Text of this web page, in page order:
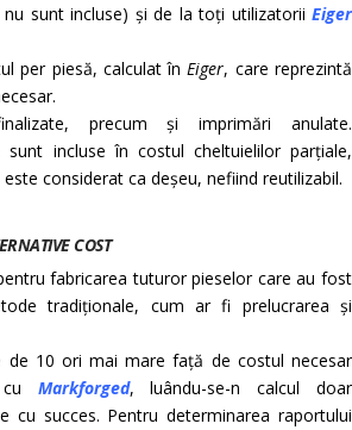
sunt incluse) și de la toți utilizatorii Eiger
per piesă, calculat înEiger, care reprezintă
precum și imprimări anulate.
sunt incluse în costul cheltuielilor parțiale,
considerat ca deșeu, nefiind reutilizabil.
COST
fabricarea tuturor pieselor care au fost
tradiționale, cum ar fi prelucrarea și
de 10 ori mai mare față de costul necesar
cu Markforged, luându-se-n calcul doar
cu succes. Pentru determinarea raportului